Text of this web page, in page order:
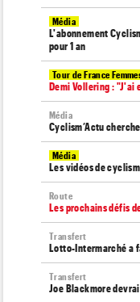
Média
L'abonnement
pour 1 an
Tour de France
Demi Vollering : "J'ai
Média
Cyclism’Actu
Média
Les vidéos de
Route
Les prochains défis
Transfert
Lotto-Intermarché a
Transfert
Joe Blackmore